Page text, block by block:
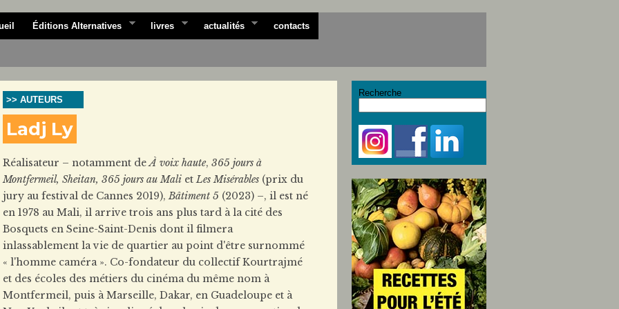
Éditions Alternatives livres actualités contacts
>> AUTEURS
Ladj Ly
Réalisateur – notamment deÀ voix haute, 365 jours à
Montfermeil, Sheitan, 365 jours au Mali etLes Misérables (prix du
jury au festival de Cannes 2019), Bâtiment 5 (2023) –, il est né
en 1978 au Mali, il arrive trois ans plus tard à la cité des
Bosquets en Seine-Saint-Denis dont il filmera
inlassablement la vie de quartier au point d'être surnommé
« l'homme caméra ». Co-fondateur du collectif Kourtrajmé
et des écoles des métiers du cinéma du même nom à
Montfermeil, puis à Marseille, Dakar, en Guadeloupe et à
Recherche